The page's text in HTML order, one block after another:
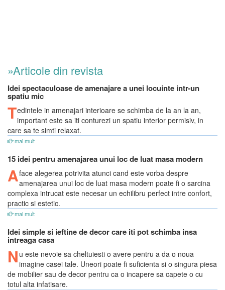
»Articole din revista
Idei spectaculoase de amenajare a unei locuinte intr-un
spatiu mic
Tedintele in amenajari interioare se schimba de la an la an,
important este sa iti conturezi un spatiu interior permisiv, in
care sa te simti relaxat.
mai mult
15 idei pentru amenajarea unui loc de luat masa modern
Aface alegerea potrivita atunci cand este vorba despre
amenajarea unui loc de luat masa modern poate fi o sarcina
complexa intrucat este necesar un echilibru perfect intre confort,
practic si estetic.
mai mult
Idei simple si ieftine de decor care iti pot schimba insa
intreaga casa
N u este nevoie sa cheltuiesti o avere pentru a da o noua
imagine casei tale. Uneori poate fi suficienta si o singura piesa
de mobilier sau de decor pentru ca o incapere sa capete o cu
totul alta infatisare.